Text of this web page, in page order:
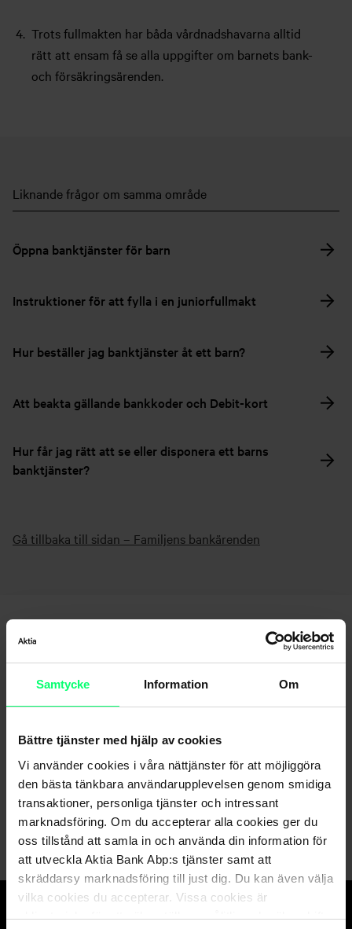
Samtycke Information Om
Bättre tjänster med hjälp av cookies
Vi använder cookies i våra nättjänster för att möjliggöra
den bästa tänkbara användarupplevelsen genom smidiga
transaktioner, personliga tjänster och intressant
marknadsföring. Om du accepterar alla cookies ger du
oss tillstånd att samla in och använda din information för
att utveckla Aktia Bank Abp:s tjänster samt att
skräddarsy marknadsföring till just dig. Du kan även välja
vilka cookies du accepterar. Vissa cookies är
obligatoriska för att säkerställa en pålitlig och säker drift
Trots fullmakten har båda vårdnadshavarna alltid
rätt att ensam få se alla uppgifter om barnets bank-
och försäkringsärenden.
Liknande frågor om samma område
Öppna banktjänster för barn
Instruktioner för att fylla i en juniorfullmakt
Hur beställer jag banktjänster åt ett barn?
Att beakta gällande bankkoder och Debit-kort
Hur får jag rätt att se eller disponera ett barns
banktjänster?
Gå tillbaka till sidan – Familjens bankärenden
Hittar du inte det du söker?
Kundservice
Skicka ett meddelande till oss via nätbanken